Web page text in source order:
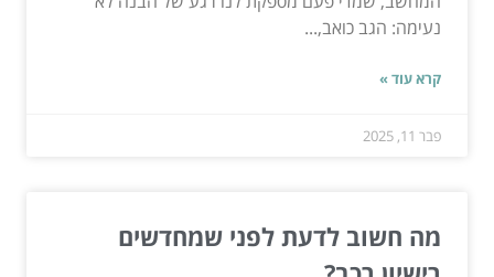
נעימה: הגב כואב,...
קרא עוד »
פבר 11, 2025
מה חשוב לדעת לפני שמחדשים